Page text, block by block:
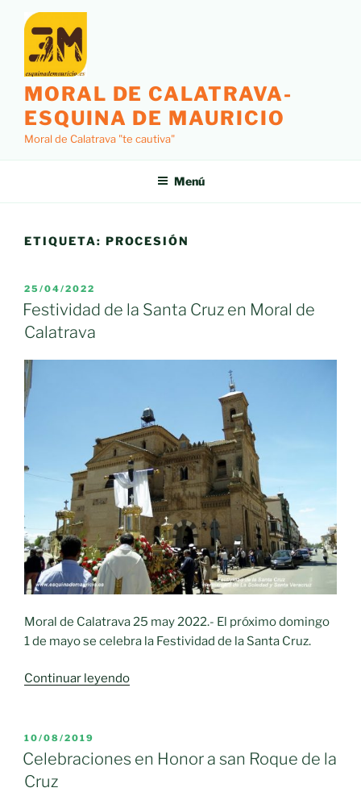
contenido
MORAL DE CALATRAVA-
ESQUINA DE MAURICIO
Moral de Calatrava "te cautiva"
Menú
ETIQUETA: PROCESIÓN
PUBLICADO
EL
25/04/2022
Festividad de la Santa Cruz en Moral de
Calatrava
Moral de Calatrava 25 may 2022.- El próximo domingo
1 de mayo se celebra la Festividad de la Santa Cruz.
Continuar leyendo«Festividad
Cruz
PUBLICADO
EL
10/08/2019
Celebraciones en Honor a san Roque de la
Cruz